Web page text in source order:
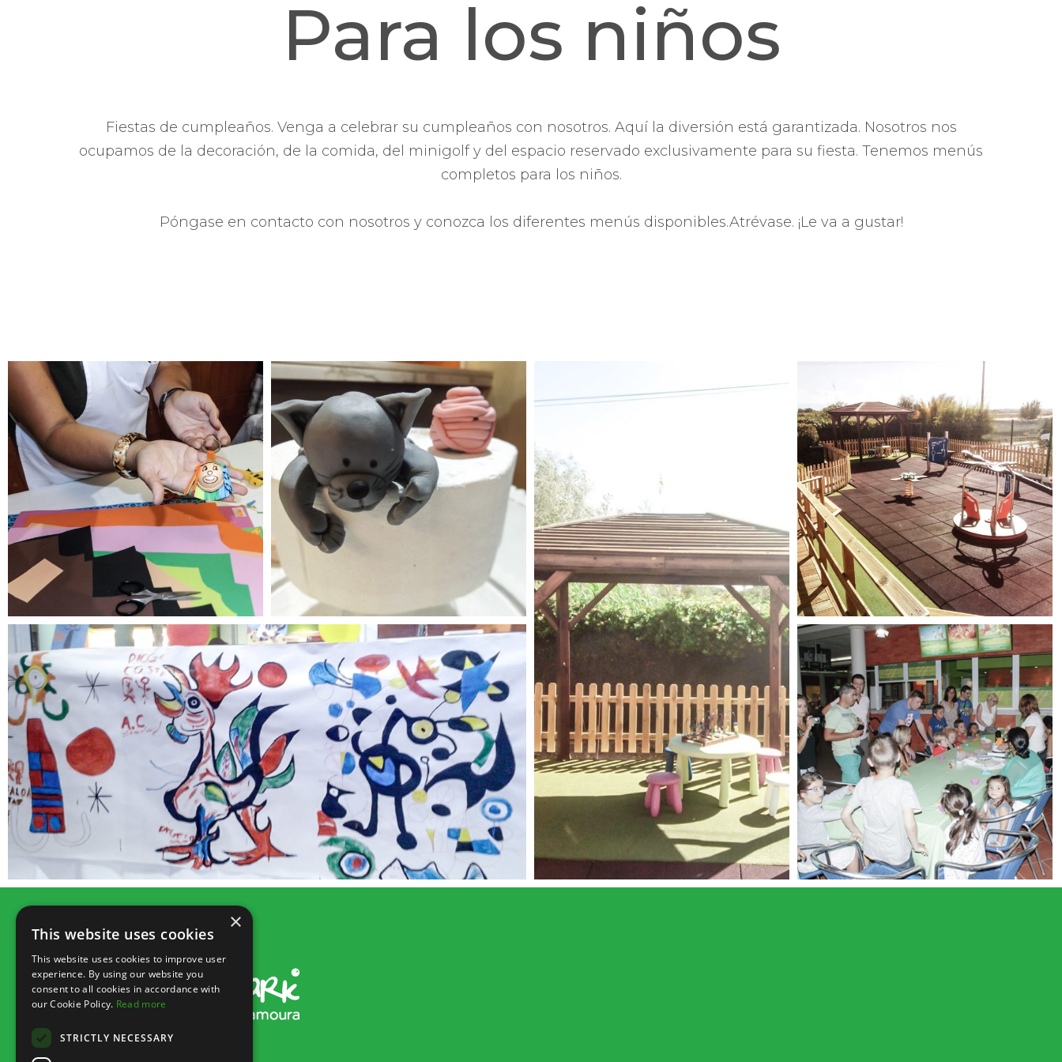
Para los niños
Fiestas de cumpleaños. Venga a celebrar su cumpleaños con nosotros. Aquí la diversión está garantizada. Nosotros nos
ocupamos de la decoración, de la comida, del minigolf y del espacio reservado exclusivamente para su fiesta. Tenemos menús
completos para los niños.
Póngase en contacto con nosotros y conozca los diferentes menús disponibles.Atrévase. ¡Le va a gustar!
×
This website uses cookies
This website uses cookies to improve user
experience. By using our website you
consent to all cookies in accordance with
our Cookie Policy. Read more
STRICTLY NECESSARY